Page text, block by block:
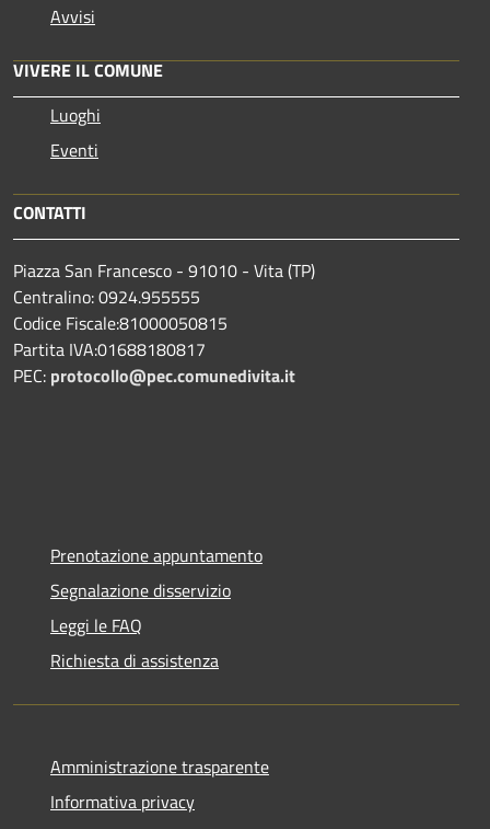
Avvisi
VIVERE IL COMUNE
Luoghi
Eventi
CONTATTI
Piazza San Francesco - 91010 - Vita (TP)
Centralino: 0924.955555
Codice Fiscale:81000050815
Partita IVA:01688180817
PEC: protocollo@pec.comunedivita.it
Prenotazione appuntamento
Segnalazione disservizio
Leggi le FAQ
Richiesta di assistenza
Amministrazione trasparente
Informativa privacy